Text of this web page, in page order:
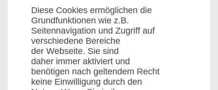
Diese Cookies ermöglichen die
Grundfunktionen wie z.B.
Seitennavigation und Zugriff auf
verschiedene Bereiche
der Webseite. Sie sind
daher immer aktiviert und
benötigen nach geltendem Recht
keine Einwilligung durch den